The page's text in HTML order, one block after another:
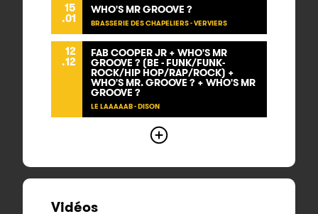
15
.01
WHO'S MR GROOVE ?
BRASSERIE DES CHAPELIERS - VERVIERS
12
.12
FAB COOPER JR + WHO'S MR
GROOVE ? (BE - FUNK/FUNK-
ROCK/HIP HOP/RAP/ROCK) +
WHO'S MR. GROOVE ? + WHO'S MR
GROOVE ?
LE LAAAAAB - DISON
Vidéos